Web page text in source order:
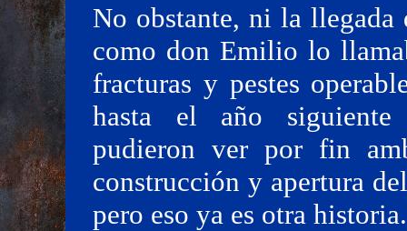
No obstante, ni la
como don Emilio lo
fracturas y pestes
hasta el año siguiente
pudieron ver por fin
construcción y apertura
pero eso ya es otra historia.